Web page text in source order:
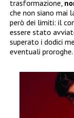
trasformazione,
che non siano mai
però dei limiti: il
essere stato
superato i dodici
eventuali proroghe.